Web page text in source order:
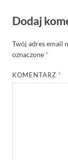
Dodaj
Twój adres email
oznaczone *
KOMENTARZ *